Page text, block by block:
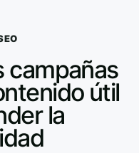
campañas
útil
la